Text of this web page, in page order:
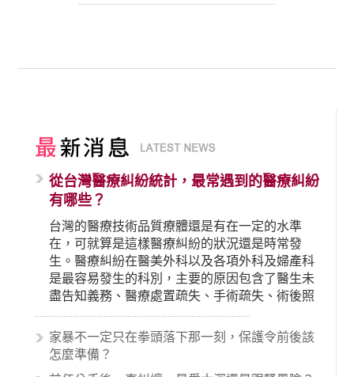
從台灣醫療糾紛統計，最常遇到的醫療糾紛
有哪些？
台灣的醫療技術品質療體還是有在一定的水準
在，可就算是這樣醫療糾紛的狀況還是時常發
生。醫療糾紛在醫美外科以及各項外科及婦產科
是最容易發生的科別，主要的原因包含了醫生未
盡告知義務、醫療處置疏失、手術疏失、術後照
顧失當、醫療費用的收取。雖然醫學進步，但醫
生與病患之間引起的糾紛還是經常發生。很多案
例中最後都走向訴訟流程，我們如果不幸遇到相
家暴不一定只在拳頭落下那一刻，保護令前後該
怎麼準備？